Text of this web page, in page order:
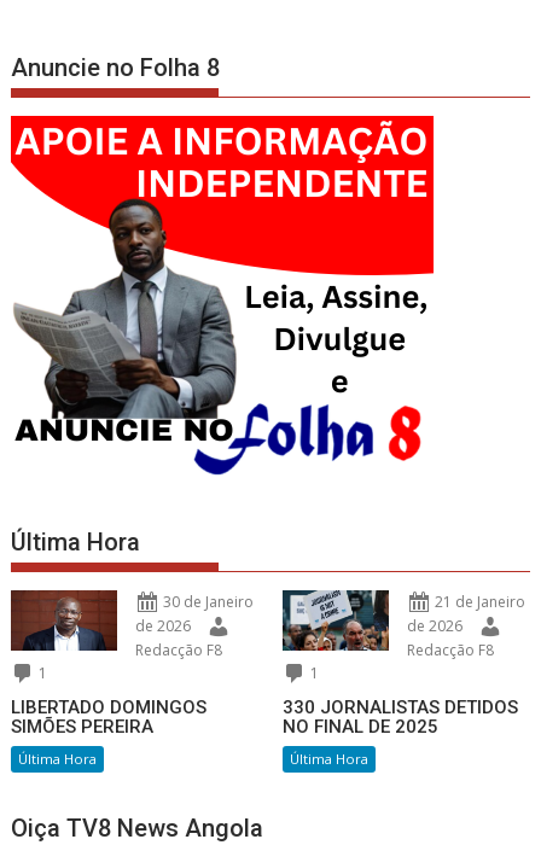
Anuncie no Folha 8
Última Hora
30 de Janeiro
de 2026
Redacção F8
1
LIBERTADO DOMINGOS
SIMÕES PEREIRA
Última Hora
21 de Janeiro
de 2026
Redacção F8
1
330 JORNALISTAS DETIDOS
NO FINAL DE 2025
Última Hora
Oiça TV8 News Angola